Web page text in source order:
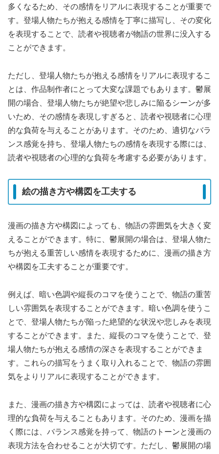
多くなるため、その感情をリアルに表現することが重要で
す。登場人物たちが抱える感情を丁寧に描写し、その変化
を表現することで、読者や視聴者が物語の世界に没入する
ことができます。
ただし、登場人物たちが抱える感情をリアルに表現するこ
とは、作品制作者にとって大変な課題でもあります。鬱展
開の場合、登場人物たちが絶望や悲しみに陥るシーンが多
いため、その感情を表現しすぎると、読者や視聴者に心理
的な負荷を与えることがあります。そのため、適切なバラ
ンス感覚を持ち、登場人物たちの感情を表現する際には、
読者や視聴者の心理的な負荷を考慮する必要があります。
絵の描き方や構図を工夫する
漫画の描き方や構図によっても、物語の雰囲気を大きく変
えることができます。特に、鬱展開の場合は、登場人物た
ちが抱える重苦しい感情を表現するために、漫画の描き方
や構図を工夫することが重要です。
例えば、暗い色調や縦長のコマを使うことで、物語の重苦
しい雰囲気を表現することができます。暗い色調を使うこ
とで、登場人物たちが陥った絶望的な状況や悲しみを表現
することができます。また、縦長のコマを使うことで、登
場人物たちが抱える感情の深さを表現することができま
す。これらの描写をうまく取り入れることで、物語の雰囲
気をよりリアルに表現することができます。
また、漫画の描き方や構図によっては、読者や視聴者に心
理的な負荷を与えることもあります。そのため、漫画を描
く際には、バランス感覚を持って、物語のトーンと漫画の
表現方法を合わせることが大切です。ただし、鬱展開の場